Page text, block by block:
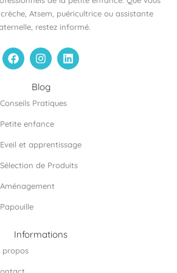
Atsem, puéricultrice ou assistante
restez informé.
F
a
c
o
o
k
I
n
s
t
a
g
a
m
L
i
n
Blog
Conseils Pratiques
Petite enfance
Eveil et apprentissage
Sélection de Produits
Aménagement
Papouille
Informations
propos